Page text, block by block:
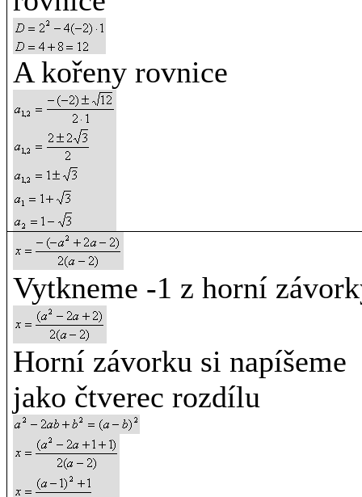
A kořeny rovnice
Vytkneme -1 z horní
Horní závorku si napíšeme
jako čtverec rozdílu